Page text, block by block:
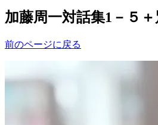
加藤周一対話集1－５
前のページに戻る